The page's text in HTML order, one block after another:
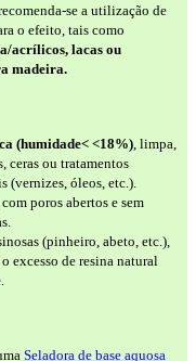
se a utilização de
o efeito, tais como
acrílicos, lacas ou
madeira.
(humidade< <18%) , limpa,
ceras ou tratamentos
(vernizes, óleos, etc.).
, com poros abertos e sem
(pinheiro, abeto, etc.),
excesso de resina natural
Seladora de base aquosa